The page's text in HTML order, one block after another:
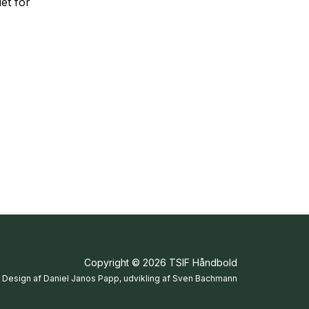
Copyright © 2026 TSIF Håndbold
Design af Daniel Janos Papp, udvikling af Sven Bachmann